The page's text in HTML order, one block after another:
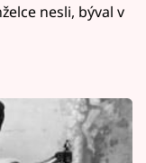
nesli, býval v